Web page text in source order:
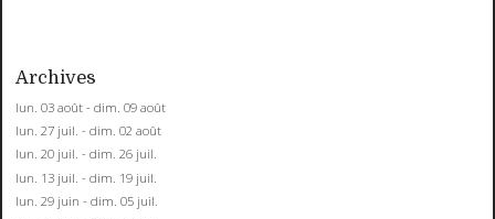
Archives
lun. 03 août - dim. 09 août
lun. 27 juil. - dim. 02 août
lun. 20 juil. - dim. 26 juil.
lun. 13 juil. - dim. 19 juil.
lun. 29 juin - dim. 05 juil.